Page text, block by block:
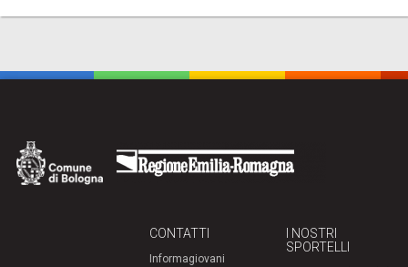
CONTATTI
Informagiovani
I NOSTRI
SPORTELLI